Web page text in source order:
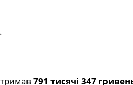
791 тисячі 347